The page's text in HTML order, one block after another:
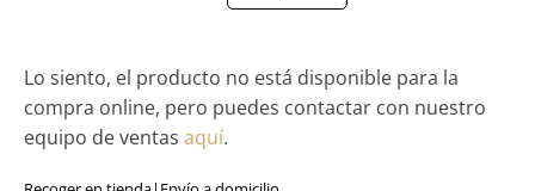
Lo siento, el producto no está disponible para la
compra online, pero puedes contactar con nuestro
equipo de ventas aquí.